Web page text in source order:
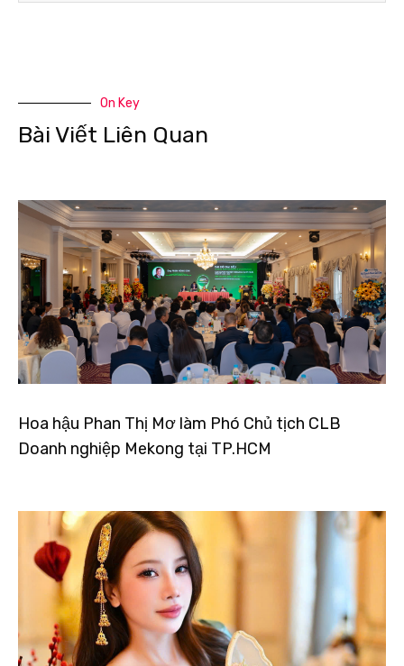
On Key
Bài Viết Liên Quan
Hoa hậu Phan Thị Mơ làm Phó Chủ tịch CLB
Doanh nghiệp Mekong tại TP.HCM